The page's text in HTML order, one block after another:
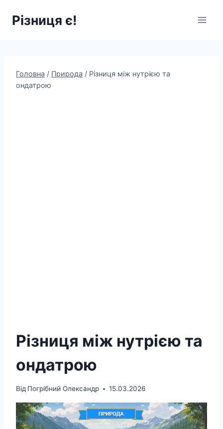
Різниця є!
Головна / Природа / Різниця між нутрією та
ондатрою
Різниця між нутрією та
ондатрою
Від Погрібний Олександр 15.03.2026